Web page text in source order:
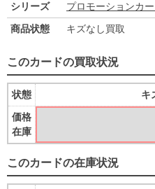
シリーズ
プロモーションカ
商品状態
キズなし買取
このカードの買取状況
状態
価格
在庫
キ
このカードの在庫状況